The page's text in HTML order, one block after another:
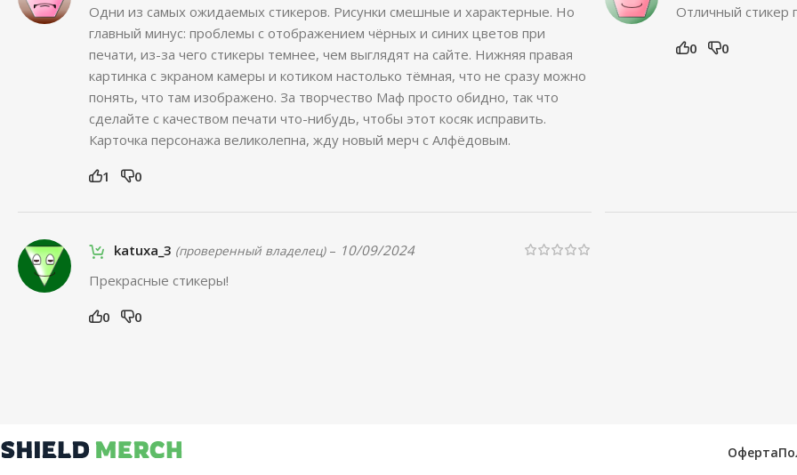
Одни из самых ожидаемых стикеров. Рисунки смешные и характерные. Но
главный минус: проблемы с отображением чёрных и синих цветов при
печати, из-за чего стикеры темнее, чем выглядят на сайте. Нижняя правая
картинка с экраном камеры и котиком настолько тёмная, что не сразу можно
понять, что там изображено. За творчество Маф просто обидно, так что
сделайте с качеством печати что-нибудь, чтобы этот косяк исправить.
Карточка персонажа великолепна, жду новый мерч с Алфёдовым.
1 0
Отличный стикер
0 0
katuxa_3 (проверенный владелец) – 10/09/2024
Прекрасные стикеры!
0 0
Оферта